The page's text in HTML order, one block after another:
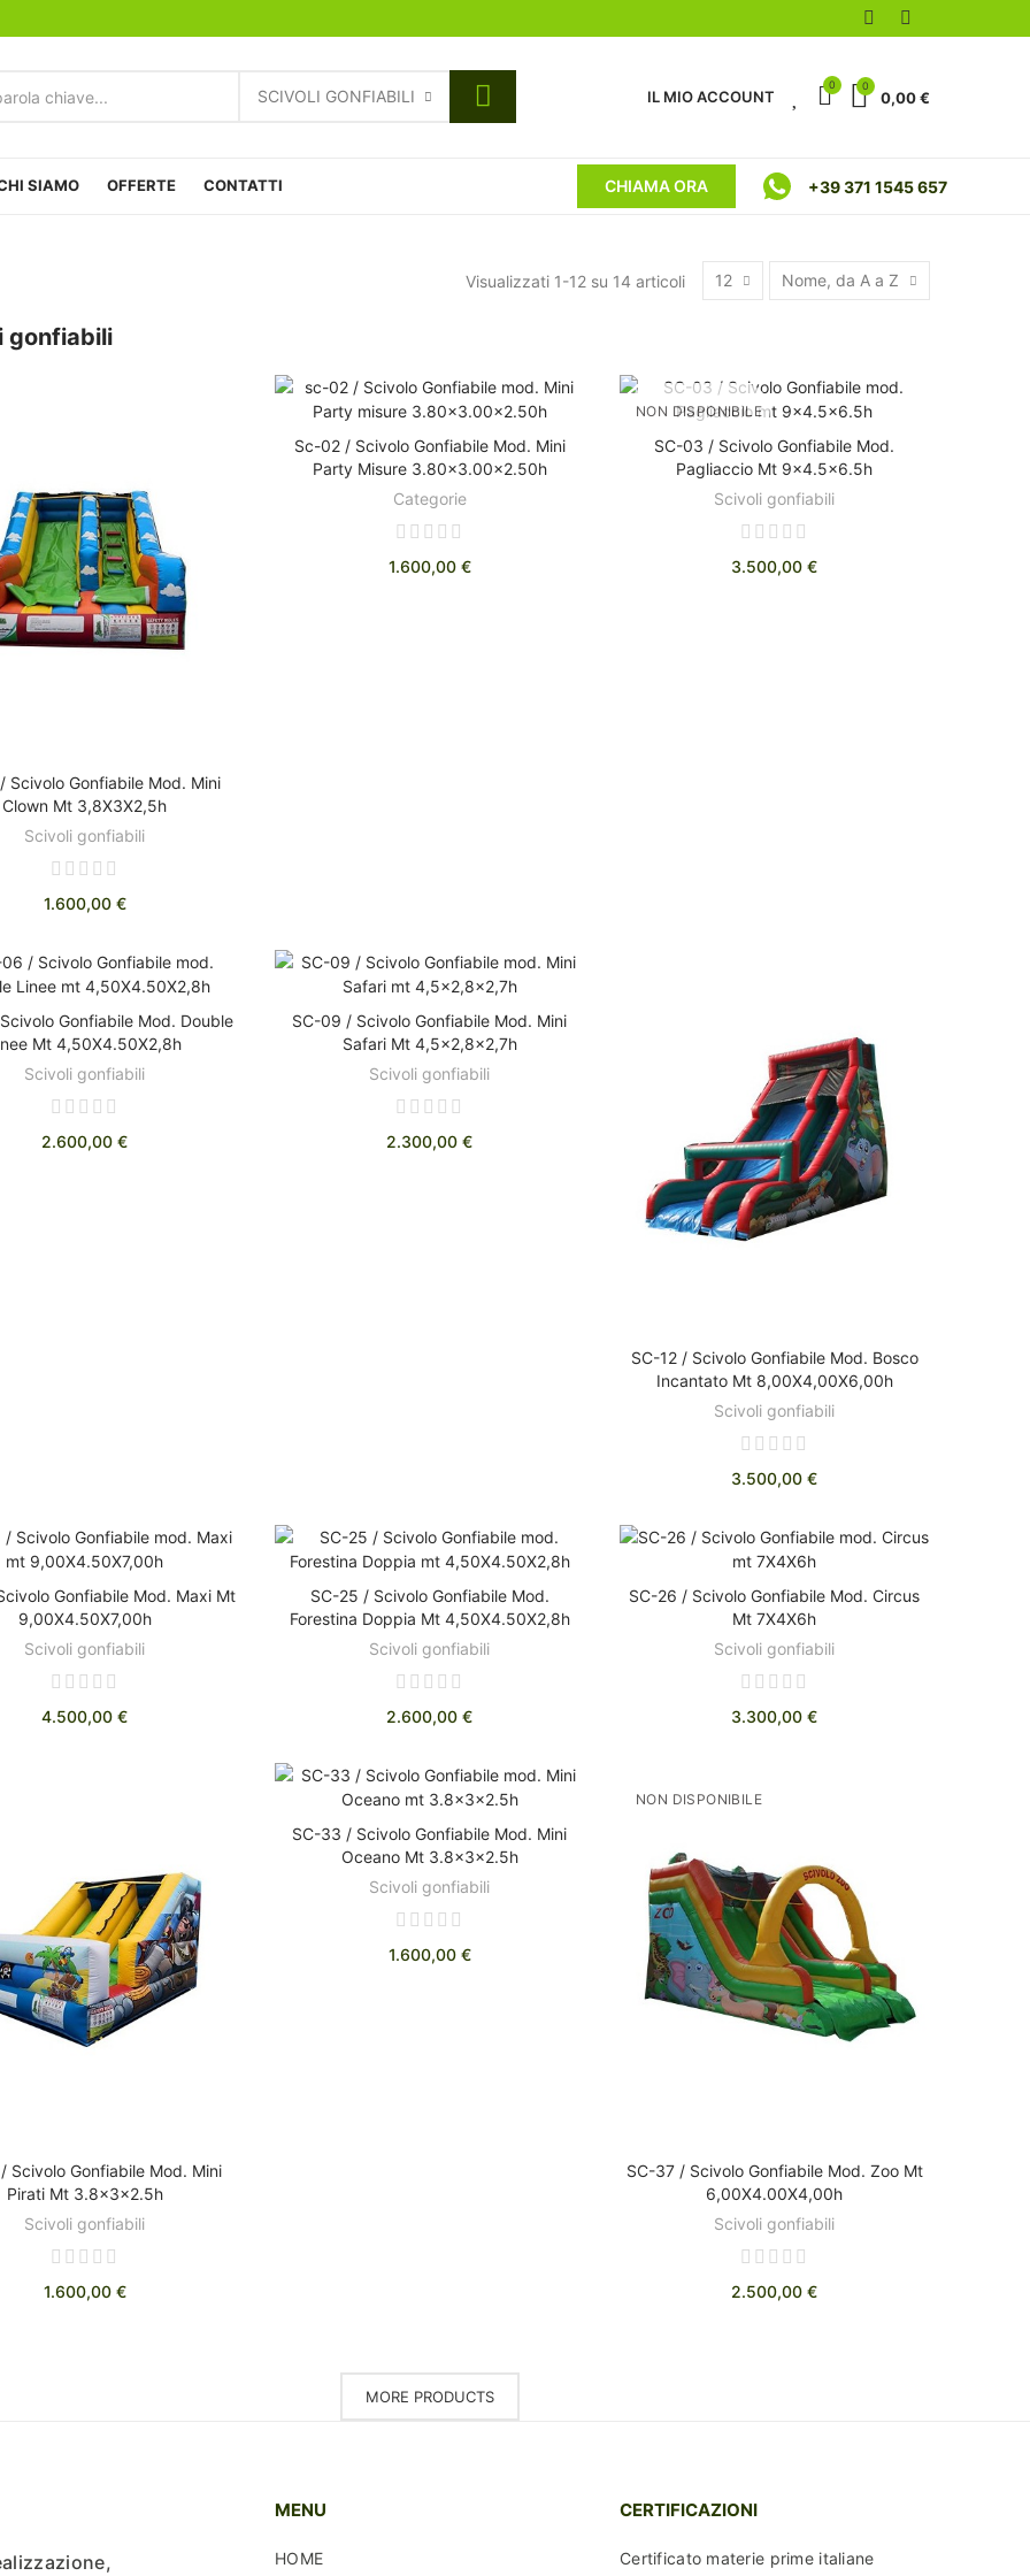
SCIVOLI GONFIABILI IL MIO ACCOUNT
0 0
0,00 €
SIAMO OFFERTE CONTATTI CHIAMA ORA +39 371 1545 657
Visualizzati 1-12 su 14 articoli 12 Nome, da A a Z
gonfiabili
AL CARRELLO
Scivolo Gonfiabile Mod. Mini
Clown Mt 3,8X3X2,5h
Scivoli gonfiabili
1.600,00 €
AGGIUNGI AL CARRELLO
Sc-02 / Scivolo Gonfiabile Mod. Mini
Party Misure 3.80x3.00x2.50h
Categorie
1.600,00 €
NON DISPONIBILE
DISCOVER
SC-03 / Scivolo Gonfiabile Mod.
Pagliaccio Mt 9x4.5x6.5h
Scivoli gonfiabili
3.500,00 €
AL CARRELLO
Gonfiabile Mod. Double
Mt 4,50X4.50X2,8h
Scivoli gonfiabili
2.600,00 €
AGGIUNGI AL CARRELLO
SC-09 / Scivolo Gonfiabile Mod. Mini
Safari Mt 4,5x2,8x2,7h
Scivoli gonfiabili
2.300,00 €
AGGIUNGI AL CARRELLO
SC-12 / Scivolo Gonfiabile Mod. Bosco
Incantato Mt 8,00X4,00X6,00h
Scivoli gonfiabili
3.500,00 €
AL CARRELLO
Gonfiabile Mod. Maxi Mt
9,00X4.50X7,00h
Scivoli gonfiabili
4.500,00 €
AGGIUNGI AL CARRELLO
SC-25 / Scivolo Gonfiabile Mod.
Forestina Doppia Mt 4,50X4.50X2,8h
Scivoli gonfiabili
2.600,00 €
AGGIUNGI AL CARRELLO
SC-26 / Scivolo Gonfiabile Mod. Circus
Mt 7X4X6h
Scivoli gonfiabili
3.300,00 €
AL CARRELLO
Scivolo Gonfiabile Mod. Mini
Pirati Mt 3.8x3x2.5h
Scivoli gonfiabili
1.600,00 €
AGGIUNGI AL CARRELLO
SC-33 / Scivolo Gonfiabile Mod. Mini
Oceano Mt 3.8x3x2.5h
Scivoli gonfiabili
1.600,00 €
NON DISPONIBILE
DISCOVER
SC-37 / Scivolo Gonfiabile Mod. Zoo Mt
6,00X4.00X4,00h
Scivoli gonfiabili
2.500,00 €
MORE PRODUCTS
MENU
HOME
CERTIFICAZIONI
Certificato materie prime italiane